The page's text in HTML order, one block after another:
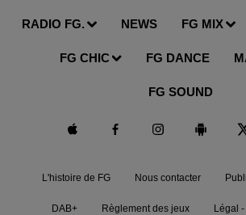
RADIO FG. NEWS FG MIX
FG CHIC FG DANCE
FG SOUND
L'histoire de FG Nous contacter
DAB+ Règlement des jeux Légal